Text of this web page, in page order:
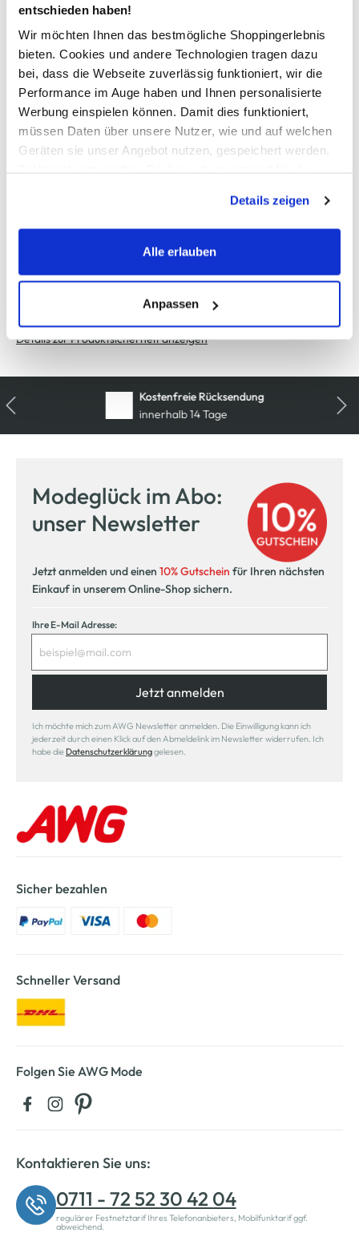
entschieden haben!
Wir möchten Ihnen das bestmögliche Shoppingerlebnis
bieten. Cookies und andere Technologien tragen dazu
bei, dass die Webseite zuverlässig funktioniert, wir die
Performance im Auge haben und Ihnen personalisierte
Werbung einspielen können. Damit dies funktioniert,
müssen Daten über unsere Nutzer, wie und auf welchen
Geräten sie unser Angebot nutzen, gespeichert werden.
werden, werden bei der Nutzung der Webseite auf jeden
Fall gesetzt. Cookies von Drittanbietern für Analyse- oder
Trackingzwecke werden nur dann aktiviert, wenn Sie das
erlauben" bzw. "Alle erlauben" klicken. Mehr dazu
(einschließlich der Möglichkeit, die Einwilligungserklärung
zu ändern oder zu widerrufen) erfahren Sie in unserem
Cookie-Hinweisbzw. derDatenschutzerklärung.
Details zeigen
Alle erlauben
Anpassen
modisch und bequem für die Übergangszeit
Artikelnummer:15278695
AWG Artikelnummer
873563-0189778-11
Material
Details zur Produktsicherheit anzeigen
Kostenfreie Rücksendung
innerhalb 14 Tage
Modeglück im Abo:
unser Newsletter
Jetzt anmelden und einen 10% Gutschein für Ihren nächsten
Einkauf in unserem Online-Shop sichern.
Ihre E-Mail Adresse:
Jetzt anmelden
Ich möchte mich zum AWG Newsletter anmelden. Die Einwilligung kann ich
jederzeit durch einen Klick auf den Abmeldelink im Newsletter widerrufen. Ich
habe die Datenschutzerklärunggelesen.
Sicher bezahlen
Schneller Versand
Folgen Sie AWG Mode
Kontaktieren Sie uns:
0711 - 72 52 30 42 04
regulärer Festnetztarif Ihres Telefonanbieters, Mobilfunktarif ggf.
abweichend.